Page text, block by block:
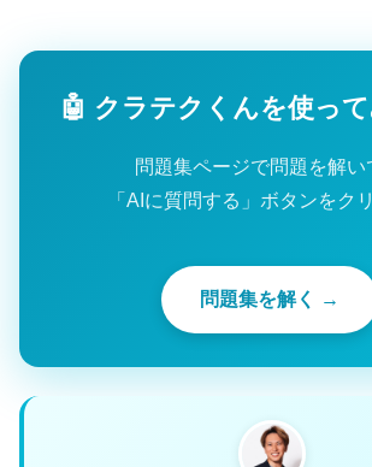
🤖 クラテクくんを使って
問題集ページで問題を解い
「AIに質問する」ボタンをク
問題集を解く →